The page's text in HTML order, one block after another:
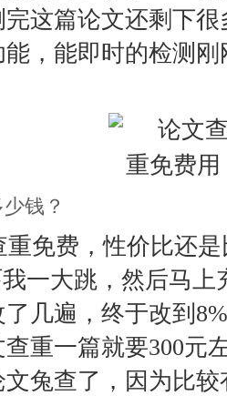
这篇论文还剩下
，能即时的检测
钱？
重免费，性价比还
一大跳，然后马
几遍，终于改到
重一篇就要300元
兔查了，因为比